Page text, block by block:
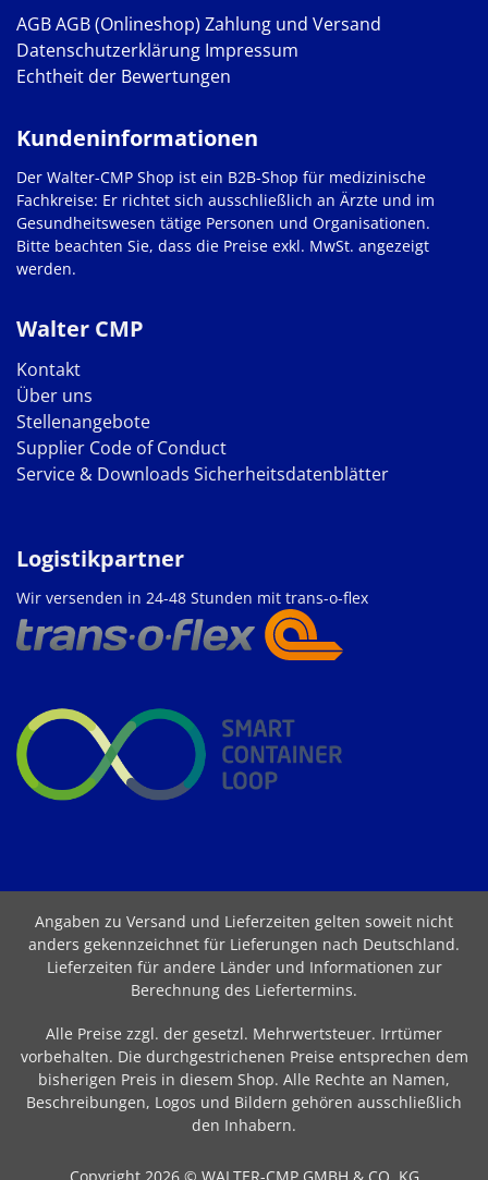
AGBAGB (Onlineshop) Zahlung und Versand
Datenschutzerklärung Impressum
Echtheit der Bewertungen
Walter CMP
Kontakt
Über uns
Stellenangebote
Supplier Code of Conduct
Service & Downloads Sicherheitsdatenblätter
Kundeninformationen
Der Walter-CMP Shop ist ein B2B-Shop für medizinische
Fachkreise: Er richtet sich ausschließlich an Ärzte und im
Gesundheitswesen tätige Personen und Organisationen.
Bitte beachten Sie, dass die Preise exkl. MwSt. angezeigt
werden.
Logistikpartner
Wir versenden in 24-48 Stunden mit trans-o-flex
Angaben zu Versand und Lieferzeiten gelten soweit nicht
anders gekennzeichnet für Lieferungen nach Deutschland.
Lieferzeiten für andere Länder und Informationen zur
Berechnung des Liefertermins.
Alle Preise zzgl. der gesetzl. Mehrwertsteuer. Irrtümer
vorbehalten. Die durchgestrichenen Preise entsprechen dem
bisherigen Preis in diesem Shop. Alle Rechte an Namen,
Beschreibungen, Logos und Bildern gehören ausschließlich
den Inhabern.